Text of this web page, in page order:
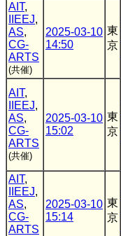
AIT,
IIEEJ,
AS,
CG-
ARTS
(共催)
2025-03-10
14:50
東
京
AIT,
IIEEJ,
AS,
CG-
ARTS
(共催)
2025-03-10
15:02
東
京
AIT,
IIEEJ,
AS,
CG-
ARTS
2025-03-10
15:14
東
京